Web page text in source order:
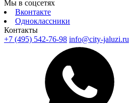
Мы в соцсетях
Вконтакте
Одноклассники
Контакты
+7 (495) 542-76-98 info@city-jaluzi.ru